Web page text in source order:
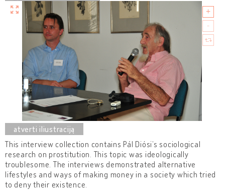
This interview collection contains Pál Diósi’s sociological
research on prostitution. This topic was ideologically
troublesome. The interviews demonstrated alternative
lifestyles and ways of making money in a society which tried
to deny their existence.